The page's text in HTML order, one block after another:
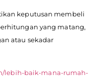
keputusan membeli
yang matang,
atau sekadar
lebih-baik-mana-rumah-